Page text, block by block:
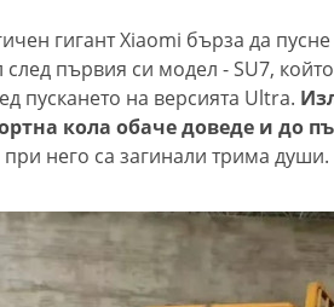
гигант Xiaomi бърза да
първия си модел - SU7,
пускането на версията Ultra.
кола обаче доведе и до
при него са загинали трима души.